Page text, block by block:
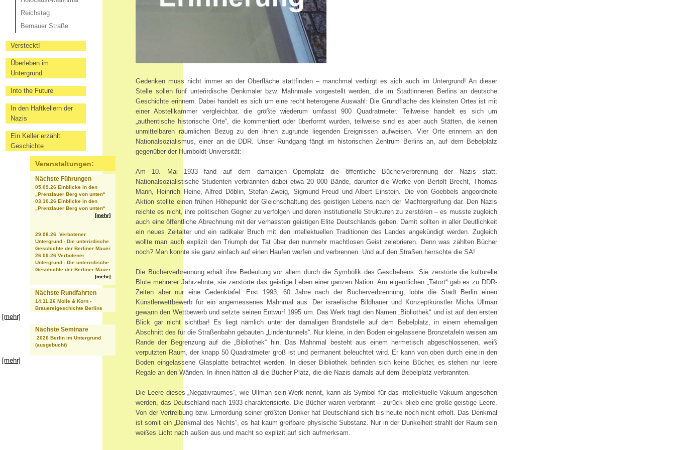
Reichstag
Bernauer Straße
Versteckt!
Überleben im
Untergrund
Into the Future
In den Haftkellern der
Nazis
Ein Keller erzählt
Geschichte
Veranstaltungen:
Nächste Führungen
05.09.26 Einblicke in den
„Prenzlauer Berg von unten“
03.10.26 Einblicke in den
„Prenzlauer Berg von unten“
[mehr]
29.08.26 Verbotener
Untergrund - Die unterirdische
Geschichte der Berliner Mauer
26.09.26 Verbotener
Untergrund - Die unterirdische
Geschichte der Berliner Mauer
[mehr]
Nächste Rundfahrten
14.11.26 Molle & Korn -
Brauereigeschichte Berlins
[mehr]
Nächste Seminare
2026 Berlin im Untergrund
(ausgebucht)
[mehr]
Gedenken muss nicht immer an der Oberfläche stattfinden – manchmal verbirgt es sich auch im Untergrund! An dieser
Stelle sollen fünf unterirdische Denkmäler bzw. Mahnmale vorgestellt werden, die im Stadtinneren Berlins an deutsche
Geschichte erinnern. Dabei handelt es sich um eine recht heterogene Auswahl: Die Grundfläche des kleinsten Ortes ist mit
einer Abstellkammer vergleichbar, die größte wiederum umfasst 900 Quadratmeter. Teilweise handelt es sich um
„authentische historische Orte“, die kommentiert oder überformt wurden, teilweise sind es aber auch Stätten, die keinen
unmittelbaren räumlichen Bezug zu den ihnen zugrunde liegenden Ereignissen aufweisen. Vier Orte erinnern an den
Nationalsozialismus, einer an die DDR. Unser Rundgang fängt im historischen Zentrum Berlins an, auf dem Bebelplatz
gegenüber der Humboldt-Universität:
Am 10. Mai 1933 fand auf dem damaligen Opernplatz die öffentliche Bücherverbrennung der Nazis statt.
Nationalsozialistische Studenten verbrannten dabei etwa 20 000 Bände, darunter die Werke von Bertolt Brecht, Thomas
Mann, Heinrich Heine, Alfred Döblin, Stefan Zweig, Sigmund Freud und Albert Einstein. Die von Goebbels angeordnete
Aktion stellte einen frühen Höhepunkt der Gleichschaltung des geistigen Lebens nach der Machtergreifung dar. Den Nazis
reichte es nicht, ihre politischen Gegner zu verfolgen und deren institutionelle Strukturen zu zerstören – es musste zugleich
auch eine öffentliche Abrechnung mit der verhassten geistigen Elite Deutschlands geben. Damit sollten in aller Deutlichkeit
ein neues Zeitalter und ein radikaler Bruch mit den intellektuellen Traditionen des Landes angekündigt werden. Zugleich
wollte man auch explizit den Triumph der Tat über den nunmehr machtlosen Geist zelebrieren. Denn was zählten Bücher
noch? Man konnte sie ganz einfach auf einen Haufen werfen und verbrennen. Und auf den Straßen herrschte die SA!
Die Bücherverbrennung erhält ihre Bedeutung vor allem durch die Symbolik des Geschehens: Sie zerstörte die kulturelle
Blüte mehrerer Jahrzehnte, sie zerstörte das geistige Leben einer ganzen Nation. Am eigentlichen „Tatort“ gab es zu DDR-
Zeiten aber nur eine Gedenktafel. Erst 1993, 60 Jahre nach der Bücherverbrennung, lobte die Stadt Berlin einen
Künstlerwettbewerb für ein angemessenes Mahnmal aus. Der israelische Bildhauer und Konzeptkünstler Micha Ullman
gewann den Wettbewerb und setzte seinen Entwurf 1995 um. Das Werk trägt den Namen „Bibliothek“ und ist auf den ersten
Blick gar nicht sichtbar! Es liegt nämlich unter der damaligen Brandstelle auf dem Bebelplatz, in einem ehemaligen
Abschnitt des für die Straßenbahn gebauten „Lindentunnels“. Nur kleine, in den Boden eingelassene Bronzetafeln weisen am
Rande der Begrenzung auf die „Bibliothek“ hin. Das Mahnmal besteht aus einem hermetisch abgeschlossenen, weiß
verputzten Raum, der knapp 50 Quadratmeter groß ist und permanent beleuchtet wird. Er kann von oben durch eine in den
Boden eingelassene Glasplatte betrachtet werden. In dieser Bibliothek befinden sich keine Bücher, es stehen nur leere
Regale an den Wänden. In ihnen hätten all die Bücher Platz, die die Nazis damals auf dem Bebelplatz verbrannten.
Die Leere dieses „Negativraumes“, wie Ullman sein Werk nennt, kann als Symbol für das intellektuelle Vakuum angesehen
werden, das Deutschland nach 1933 charakterisierte. Die Bücher waren verbrannt – zurück blieb eine große geistige Leere.
Von der Vertreibung bzw. Ermordung seiner größten Denker hat Deutschland sich bis heute noch nicht erholt. Das Denkmal
ist somit ein „Denkmal des Nichts“, es hat kaum greifbare physische Substanz. Nur in der Dunkelheit strahlt der Raum sein
weißes Licht nach außen aus und macht so explizit auf sich aufmerksam.